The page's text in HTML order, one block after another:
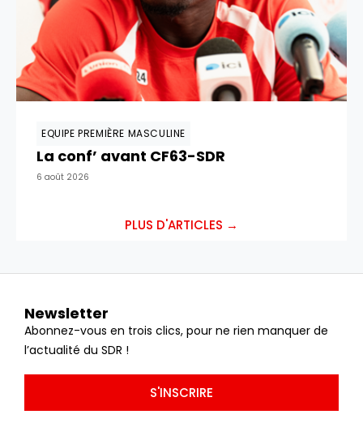
EQUIPE PREMIÈRE MASCULINE
La conf’ avant CF63-SDR
6 août 2026
PLUS D'ARTICLES →
Newsletter
Abonnez-vous en trois clics, pour ne rien manquer de
l’actualité du SDR !
S'INSCRIRE